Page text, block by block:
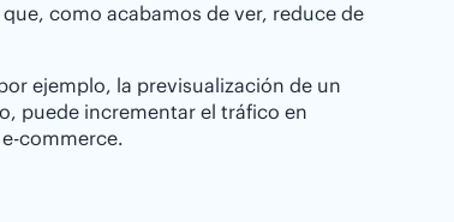
como acabamos de ver, reduce de
ejemplo, la previsualización de un
puede incrementar el tráfico en
commerce.